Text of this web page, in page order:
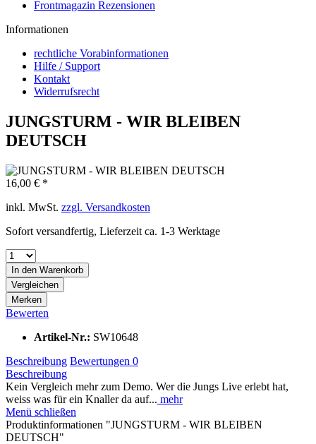
Frontmagazin Rezensionen
Informationen
rechtliche Vorabinformationen
Hilfe / Support
Kontakt
Widerrufsrecht
JUNGSTURM - WIR BLEIBEN
DEUTSCH
16,00 € *
inkl. MwSt. zzgl. Versandkosten
Sofort versandfertig, Lieferzeit ca. 1-3 Werktage
In den Warenkorb
Vergleichen
Merken
Bewerten
Artikel-Nr.: SW10648
Beschreibung Bewertungen 0
Beschreibung
Kein Vergleich mehr zum Demo. Wer die Jungs Live erlebt hat,
weiss was für ein Knaller da auf... mehr
Menü schließen
Produktinformationen "JUNGSTURM - WIR BLEIBEN
DEUTSCH"